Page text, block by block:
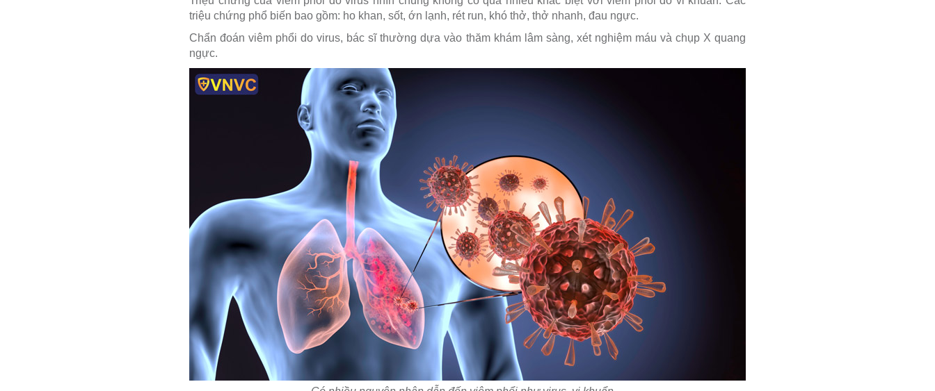
triệu chứng phổ biến bao gồm: ho khan, sốt, ớn lạnh, rét run, khó thở, thở nhanh, đau ngực.
Chẩn đoán viêm phổi do virus, bác sĩ thường dựa vào thăm khám lâm sàng, xét nghiệm máu và chụp X quang
ngực.